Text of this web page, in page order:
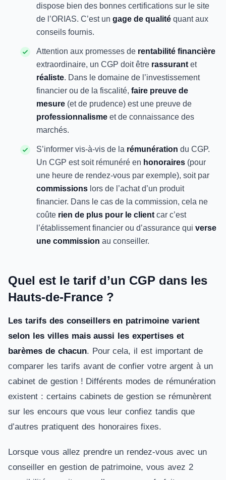
dispose bien des bonnes certifications sur le site
de l’ORIAS. C’est un gage de qualité quant aux
conseils fournis.
Attention aux promesses de rentabilité financière
extraordinaire, un CGP doit être rassurant et
réaliste. Dans le domaine de l’investissement
financier ou de la fiscalité, faire preuve de
mesure (et de prudence) est une preuve de
professionnalisme et de connaissance des
marchés.
S’informer vis-à-vis de la rémunération du CGP.
Un CGP est soit rémunéré en honoraires (pour
une heure de rendez-vous par exemple), soit par
commissions lors de l’achat d’un produit
financier. Dans le cas de la commission, cela ne
coûte rien de plus pour le client car c’est
l’établissement financier ou d’assurance qui verse
une commission au conseiller.
Quel est le tarif d’un CGP dans les
Hauts-de-France ?
Les tarifs des conseillers en patrimoine varient
selon les villes mais aussi les expertises et
barèmes de chacun. Pour cela, il est important de
comparer les tarifs avant de confier votre argent à un
cabinet de gestion ! Différents modes de rémunération
existent : certains cabinets de gestion se rémunèrent
sur les encours que vous leur confiez tandis que
d’autres pratiquent des honoraires fixes.
Lorsque vous allez prendre un rendez-vous avec un
conseiller en gestion de patrimoine, vous avez 2